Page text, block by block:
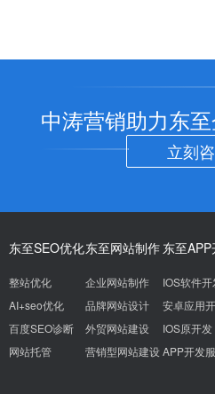
中涛营销助力东
立刻
东至SEO优化
整站优化
AI+seo优化
百度SEO诊断
网站托管
东至网站制作
企业网站制作
品牌网站设计
外贸网站建设
营销型网站建设
东至
IOS软件开
安卓应用
IOS原开发
APP开发